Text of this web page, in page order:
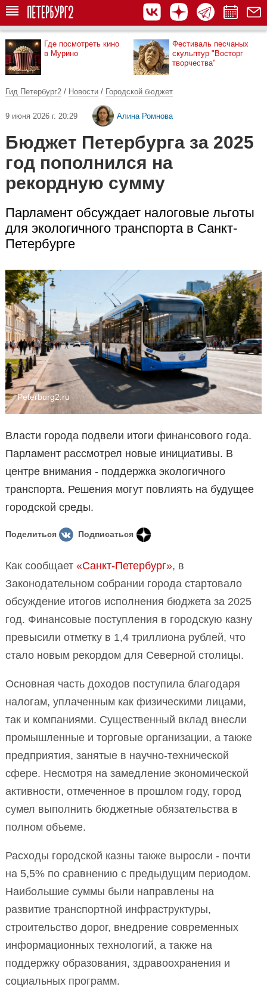
Где посмотреть кино
в Мурино
Фестиваль песчаных
скульптур "Восторг
творчества"
Гид Петербург2 / Новости / Городской бюджет
9 июня 2026 г. 20:29 Алина Ромнова
Бюджет Петербурга за 2025
год пополнился на
рекордную сумму
Парламент обсуждает налоговые льготы
для экологичного транспорта в Санкт-
Петербурге
Peterburg2.ru
Власти города подвели итоги финансового года.
Парламент рассмотрел новые инициативы. В
центре внимания - поддержка экологичного
транспорта. Решения могут повлиять на будущее
городской среды.
Поделиться Подписаться
Как сообщает «Санкт-Петербург», в
Законодательном собрании города стартовало
обсуждение итогов исполнения бюджета за 2025
год. Финансовые поступления в городскую казну
превысили отметку в 1,4 триллиона рублей, что
стало новым рекордом для Северной столицы.
Основная часть доходов поступила благодаря
налогам, уплаченным как физическими лицами,
так и компаниями. Существенный вклад внесли
промышленные и торговые организации, а также
предприятия, занятые в научно-технической
сфере. Несмотря на замедление экономической
активности, отмеченное в прошлом году, город
сумел выполнить бюджетные обязательства в
полном объеме.
Расходы городской казны также выросли - почти
на 5,5% по сравнению с предыдущим периодом.
Наибольшие суммы были направлены на
развитие транспортной инфраструктуры,
строительство дорог, внедрение современных
информационных технологий, а также на
поддержку образования, здравоохранения и
социальных программ.